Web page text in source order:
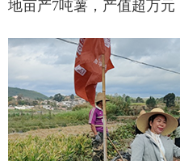
地亩产7吨薯，产值超万元